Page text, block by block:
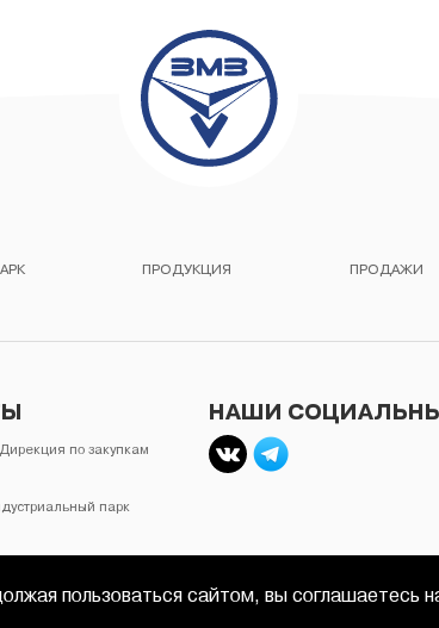
ПРОДУКЦИЯ ПРОДАЖИ
Дирекция по закупкам
парк
НАШИ
пользоваться сайтом, вы соглашаетесь